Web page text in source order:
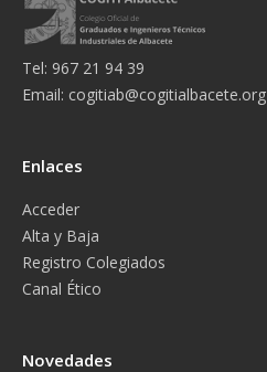
Tel: 967 21 94 39
Email: cogitiab@cogitialbacete.org
Enlaces
Acceder
Alta y Baja
Registro Colegiados
Canal Ético
Novedades